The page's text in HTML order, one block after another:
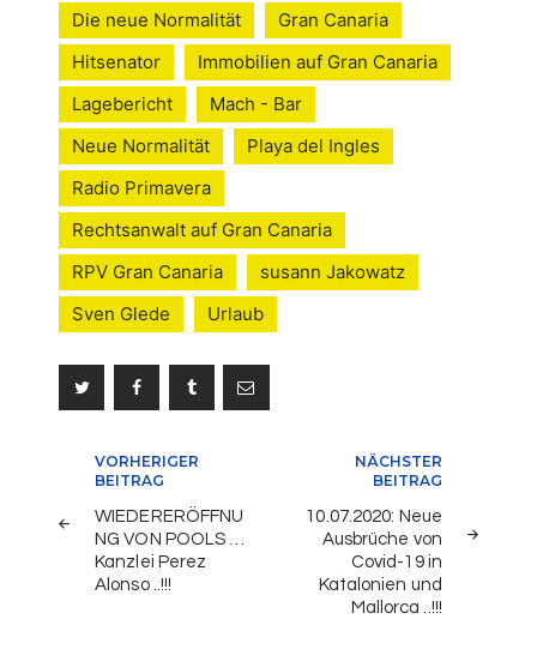
Die neue Normalität
Gran Canaria
Hitsenator
Immobilien auf Gran Canaria
Lagebericht
Mach - Bar
Neue Normalität
Playa del Ingles
Radio Primavera
Rechtsanwalt auf Gran Canaria
RPV Gran Canaria
susann Jakowatz
Sven Glede
Urlaub
Beitragsnavigation
VORHERIGER
BEITRAG
WIEDERERÖFFNU
NG VON POOLS …
Kanzlei Perez
Alonso ..!!!
NÄCHSTER
BEITRAG
10.07.2020: Neue
Ausbrüche von
Covid-19 in
Katalonien und
Mallorca ..!!!